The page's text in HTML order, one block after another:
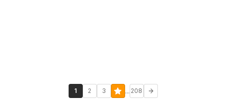
1 2 3 ... 208